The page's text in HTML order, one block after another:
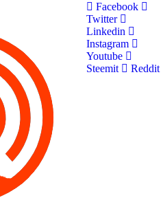
Facebook
Twitter
Linkedin
Instagram
Youtube
Steemit
Reddit